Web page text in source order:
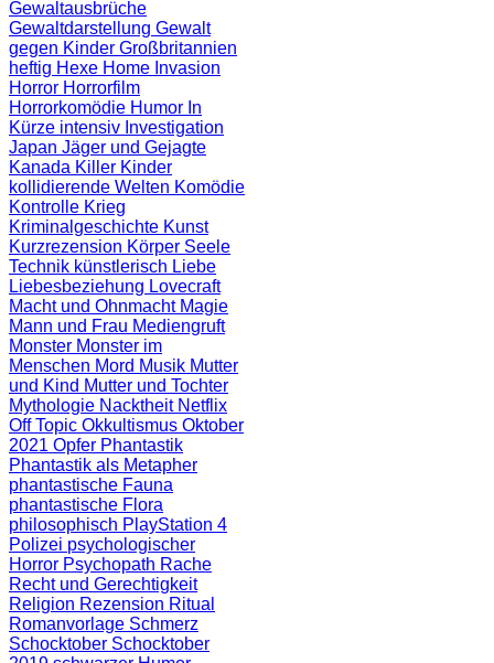
Gewaltausbrüche
Gewaltdarstellung Gewalt
gegen Kinder Großbritannien
heftig Hexe Home Invasion
Horror Horrorfilm
Horrorkomödie Humor In
Kürze intensiv Investigation
Japan Jäger und Gejagte
Kanada Killer Kinder
kollidierende Welten Komödie
Kontrolle Krieg
Kriminalgeschichte Kunst
Kurzrezension Körper Seele
Technik künstlerisch Liebe
Liebesbeziehung Lovecraft
Macht und Ohnmacht Magie
Mann und Frau Mediengruft
Monster Monster im
Menschen Mord Musik Mutter
und Kind Mutter und Tochter
Mythologie Nacktheit Netflix
Off Topic Okkultismus Oktober
2021 Opfer Phantastik
Phantastik als Metapher
phantastische Fauna
phantastische Flora
philosophisch PlayStation 4
Polizei psychologischer
Horror Psychopath Rache
Recht und Gerechtigkeit
Religion Rezension Ritual
Romanvorlage Schmerz
Schocktober Schocktober